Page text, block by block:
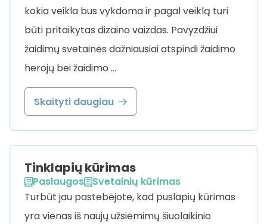
kokia veikla bus vykdoma ir pagal veiklą turi
būti pritaikytas dizaino vaizdas. Pavyzdžiui
žaidimų svetainės dažniausiai atspindi žaidimo
herojų bei žaidimo …
Skaityti daugiau
Tinklapių kūrimas
Paslaugos
Svetainių kūrimas
Turbūt jau pastebėjote, kad puslapių kūrimas
yra vienas iš naujų užsiėmimų šiuolaikinio